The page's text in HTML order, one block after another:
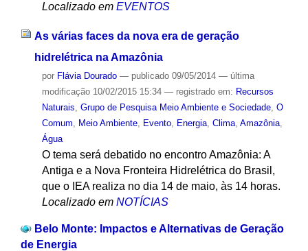
Localizado em EVENTOS
As várias faces da nova era de geração
hidrelétrica na Amazônia
por Flávia Dourado — publicado09/05/2014 — última
modificação10/02/2015 15:34 — registrado em: Recursos
Naturais, Grupo de Pesquisa Meio Ambiente e Sociedade, O
Comum, Meio Ambiente, Evento, Energia, Clima, Amazônia,
Água
O tema será debatido no encontro Amazônia: A
Antiga e a Nova Fronteira Hidrelétrica do Brasil,
que o IEA realiza no dia 14 de maio, às 14 horas.
Localizado em NOTÍCIAS
Belo Monte: Impactos e Alternativas de Geração
de Energia